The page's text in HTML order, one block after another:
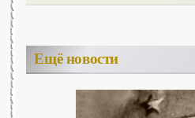
Ещё новости